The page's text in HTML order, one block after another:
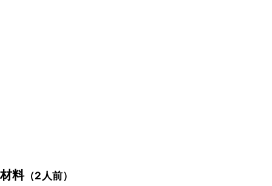
材料（2人前）